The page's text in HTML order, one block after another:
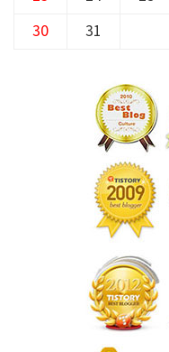
30 31